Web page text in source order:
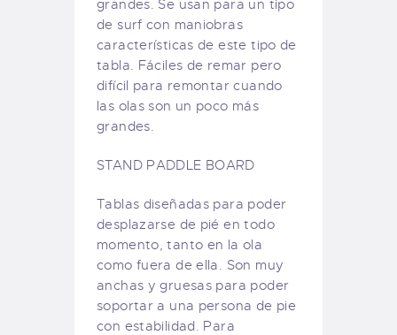
grandes. Se usan para un tipo
de surf con maniobras
características de este tipo de
tabla. Fáciles de remar pero
difícil para remontar cuando
las olas son un poco más
grandes.
STAND PADDLE BOARD
Tablas diseñadas para poder
desplazarse de pié en todo
momento, tanto en la ola
como fuera de ella. Son muy
anchas y gruesas para poder
soportar a una persona de pie
con estabilidad. Para